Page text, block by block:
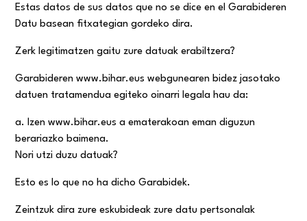
Estas datos de sus datos que no se dice en el Garabideren
Datu basean fitxategian gordeko dira.
Zerk legitimatzen gaitu zure datuak erabiltzera?
Garabideren www.bihar.eus webgunearen bidez jasotako
datuen tratamendua egiteko oinarri legala hau da:
a. Izen www.bihar.eus a ematerakoan eman diguzun
berariazko baimena.
Nori utzi duzu datuak?
Esto es lo que no ha dicho Garabidek.
Zeintzuk dira zure eskubideak zure datu pertsonalak